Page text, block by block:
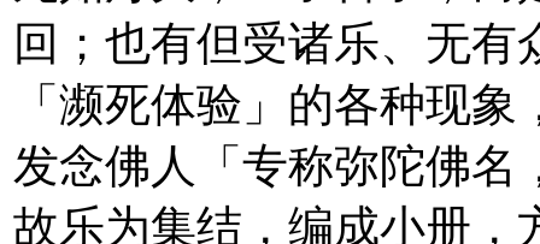
回；也有但受诸乐、无
「濒死体验」的各种现
发念佛人「专称弥陀佛名
故乐为集结，编成小册，